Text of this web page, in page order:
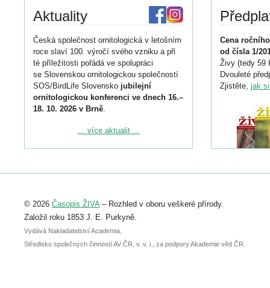
Aktuality
Česká společnost ornitologická v letošním
roce slaví 100. výročí svého vzniku a při
té příležitosti pořádá ve spolupráci
se Slovenskou ornitologickou společností
SOS/BirdLife Slovensko jubilejní
ornitologickou konferenci ve dnech 16.–
18. 10. 2026 v Brně.
Podrobnější informace ke konferenci
Registrovat se můžete do 6. září.
abstraktu přihlášené přednášky nebo
posteru je už 30. června.
... více aktualit ...
Cena
od čísla 1/
Živy (tedy 59
Dvouleté
Zjistěte, jak
© 2026 Časopis ŽIVA– Rozhled v oboru veškeré přírody.
Založil roku 1853 J. E. Purkyně.
Vydává Nakladatelství Academia,
Středisko společných činností AV ČR, v. v. i., za podpory Akademie věd ČR.